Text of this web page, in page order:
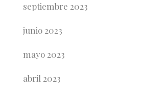
septiembre 2023
junio 2023
mayo 2023
abril 2023